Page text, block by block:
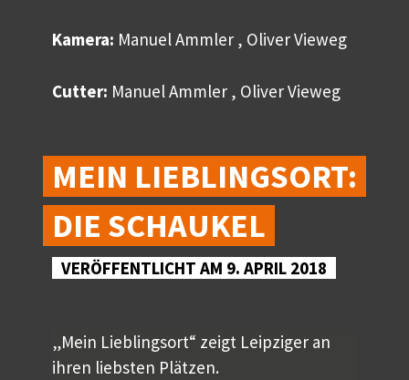
Kamera: Manuel Ammler , Oliver Vieweg
Cutter: Manuel Ammler , Oliver Vieweg
MEIN LIEBLINGSORT:
DIE SCHAUKEL
VERÖFFENTLICHT AM 9. APRIL 2018
„Mein Lieblingsort“ zeigt Leipziger an
ihren liebsten Plätzen.